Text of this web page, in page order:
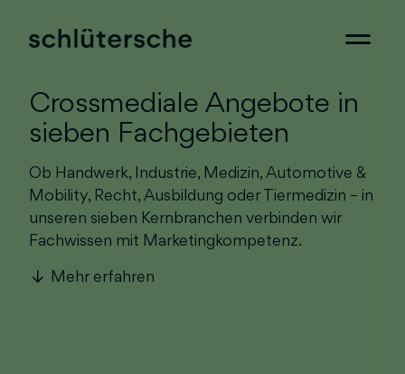
Crossmediale Angebote in
sieben Fachgebieten
Ob Handwerk, Industrie, Medizin, Automotive &
Mobility, Recht, Ausbildung oder Tiermedizin – in
unseren sieben Kernbranchen verbinden wir
Fachwissen mit Marketingkompetenz.
Mehr erfahren